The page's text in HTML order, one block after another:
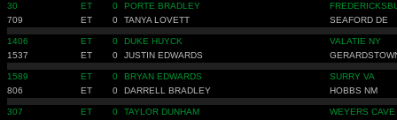
30 ET 0 PORTE BRADLEY
709
ET 0 TANYA LOVETT SEAFORD DE
1406 ET 0 DUKE HUYCK
VALATIE NY
1537
ET 0 JUSTIN EDWARDS
1589 ET 0 BRYAN EDWARDS
SURRY VA
806
ET 0 DARRELL BRADLEY HOBBS NM
307 ET 0 TAYLOR DUNHAM
WEYERS CAVE